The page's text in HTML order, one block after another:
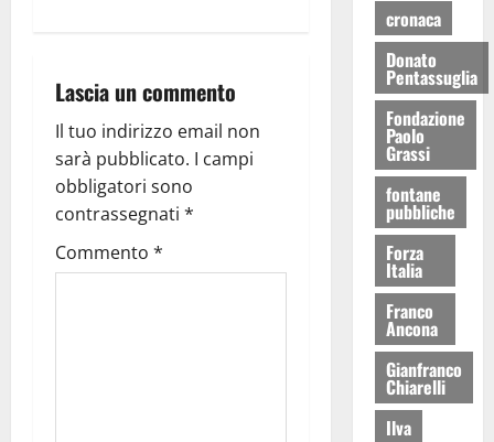
Lascia un commento
Il tuo indirizzo email non
sarà pubblicato. I campi
obbligatori sono
contrassegnati *
Commento *
cronaca
Donato
Pentassuglia
Fondazione
Paolo
Grassi
fontane
pubbliche
Forza
Italia
Franco
Ancona
Gianfranco
Chiarelli
Ilva